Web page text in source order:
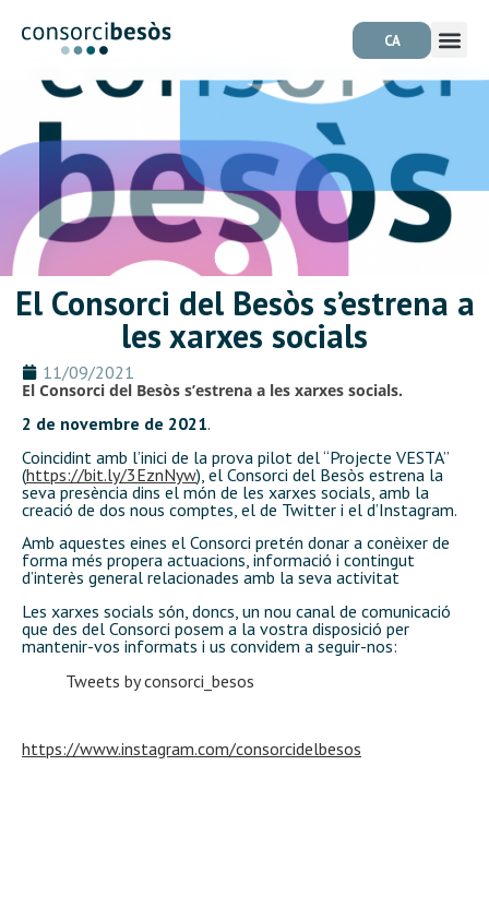
CA
El Consorci del Besòs s’estrena a
les xarxes socials
11/09/2021
El Consorci del Besòs s’estrena a les xarxes socials.
2 de novembre de 2021.
Coincidint amb l’inici de la prova pilot del “Projecte VESTA”
(https://bit.ly/3EznNyw), el Consorci del Besòs estrena la
seva presència dins el món de les xarxes socials, amb la
creació de dos nous comptes, el de Twitter i el d’Instagram.
Amb aquestes eines el Consorci pretén donar a conèixer de
forma més propera actuacions, informació i contingut
d’interès general relacionades amb la seva activitat
Les xarxes socials són, doncs, un nou canal de comunicació
que des del Consorci posem a la vostra disposició per
mantenir-vos informats i us convidem a seguir-nos:
Tweets by consorci_besos
https://www.instagram.com/consorcidelbesos